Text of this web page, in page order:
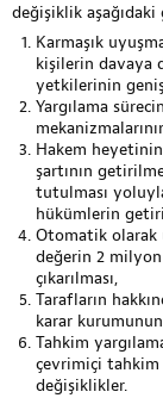
değişiklik
Karmaşık
kişilerin davaya
yetkilerinin
Yargılama
Hakem
şartının
tutulması
hükümlerin
Otomatik olarak
değerin 2 milyon
çıkarılması,
Tarafların
karar
Tahkim
çevrimiçi tahkim
değişiklikler.